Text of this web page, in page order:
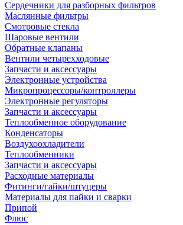
Сердечники для разборных фильтров
Маслянные фильтры
Смотровые стекла
Шаровые вентили
Обратные клапаны
Вентили четырехходовые
Запчасти и аксессуары
Электронные устройства
Микропроцессоры/контроллеры
Электронные регуляторы
Запчасти и аксессуары
Теплообменное оборудование
Конденсаторы
Воздухоохладители
Теплообменники
Запчасти и аксессуары
Расходные материалы
Фитинги/гайки/штуцеры
Материалы для пайки и сварки
Припой
Флюс